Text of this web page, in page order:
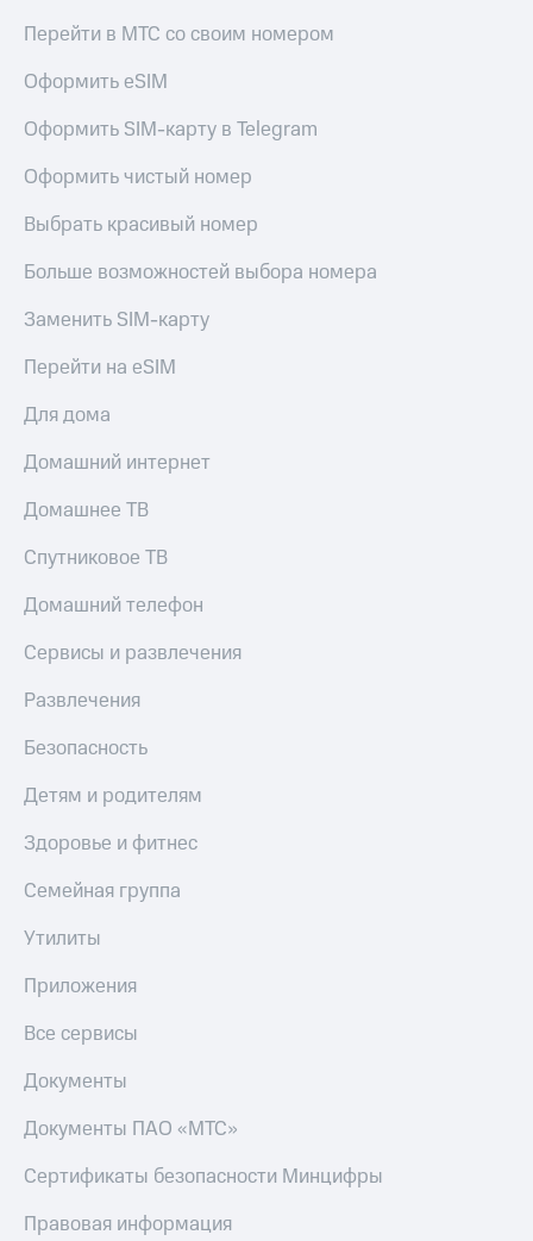
Перейти в МТС со своим номером
Оформить eSIM
Оформить SIM-карту в Telegram
Оформить чистый номер
Выбрать красивый номер
Больше возможностей выбора номера
Заменить SIM-карту
Перейти на eSIM
Для дома
Домашний интернет
Домашнее ТВ
Спутниковое ТВ
Домашний телефон
Сервисы и развлечения
Развлечения
Безопасность
Детям и родителям
Здоровье и фитнес
Семейная группа
Утилиты
Приложения
Все сервисы
Документы
Документы ПАО «МТС»
Сертификаты безопасности Минцифры
Правовая информация